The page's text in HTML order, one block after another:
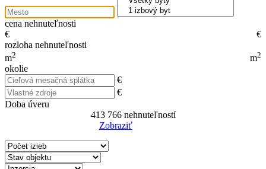
cena nehnuteľnosti
€
€
rozloha nehnuteľnosti
m2 m2
okolie
€
€
Doba úveru
413 766nehnuteľností
Zobraziť